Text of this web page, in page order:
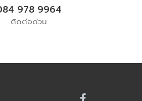
978 9964
ติดต่อด่วน